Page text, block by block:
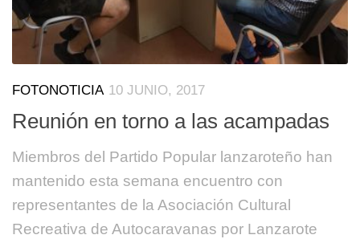
FOTONOTICIA 10 JUNIO, 2017
Reunión en torno a las acampadas
Miembros del Partido Popular lanzaroteño han
mantenido esta semana encuentro con
representantes de la Asociación Cultural
Recreativa de Autocaravanas por Lanzarote